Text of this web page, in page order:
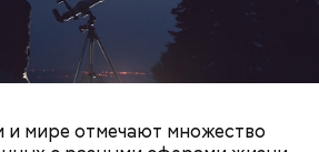
и мире отмечают множество